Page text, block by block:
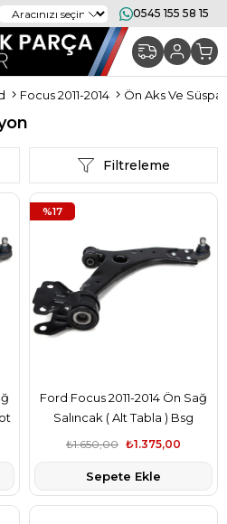
0545 155 58 15
Focus 2011-2014 Ön Aks Ve
Filtreleme
Ford Focus 2011-2014 Ön Sağ
Salıncak ( Alt Tabla ) Bsg
Marka F1F13A423AAB
₺1.375,00
₺1.650,00
Sepete Ekle
%17